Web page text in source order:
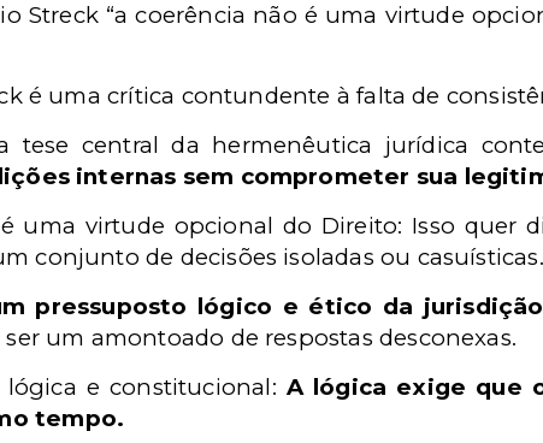
Streck “a coerência não é uma virtude
é uma crítica contundente à falta de
tese central da hermenêutica jurídica
internas sem comprometer sua
uma virtude opcional do Direito: Isso quer
conjunto de decisões isoladas ou casuísticas.
pressuposto lógico e ético da jurisdição
ser um amontoado de respostas desconexas.
e constitucional: A lógica exige que
tempo.